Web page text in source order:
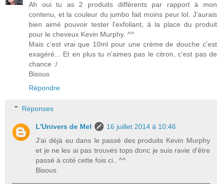
Ah oui tu as 2 produits différents par rapport à mon
contenu, et la couleur du jumbo fait moins peur lol. J'aurais
bien aimé pouvoir tester l'exfoliant, à la place du produit
pour le cheveux Kevin Murphy. ^^
Mais c'est vrai que 10ml pour une crème de douche c'est
exagéré... Et en plus tu n'aimes pas le citron, c'est pas de
chance :/
Bisous
Répondre
Réponses
L'Univers de Mel
16 juillet 2014 à 10:46
J'ai déjà eu dans le passé des produits Kevin Murphy
et je ne les ai pas trouvés tops donc je suis ravie d'être
passé à coté cette fois ci.. ^^
Bisous